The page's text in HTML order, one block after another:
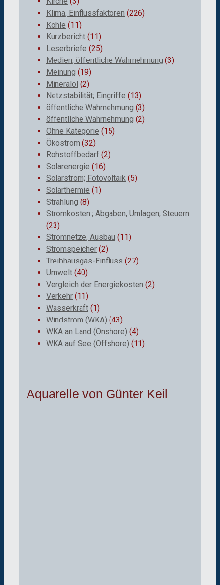
Klima, Einflussfaktoren (226)
Kohle (11)
Kurzbericht (11)
Leserbriefe (25)
Medien, öffentliche Wahrnehmung (3)
Meinung (19)
Mineralöl (2)
Netzstabilität; Eingriffe (13)
öffentliche Wahrnehmung (3)
öffentliche Wahrnehmung (2)
Ohne Kategorie (15)
Ökostrom (32)
Rohstoffbedarf (2)
Solarenergie (16)
Solarstrom; Fotovoltaik (5)
Solarthermie (1)
Strahlung (8)
Stromkosten:; Abgaben, Umlagen, Steuern
(23)
Stromnetze, Ausbau (11)
Stromspeicher (2)
Treibhausgas-Einfluss (27)
Umwelt (40)
Vergleich der Energiekosten (2)
Verkehr (11)
Wasserkraft (1)
Windstrom (WKA) (43)
WKA an Land (Onshore) (4)
WKA auf See (Offshore) (11)
Aquarelle von Günter Keil